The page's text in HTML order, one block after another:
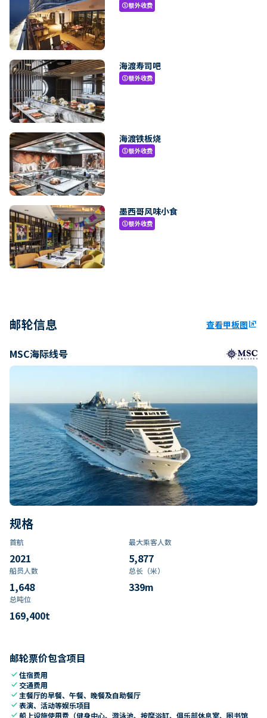
paid额外收费
海渡寿司吧
paid额外收费
海渡铁板烧
paid额外收费
墨西哥风味小食
paid额外收费
邮轮信息 查看甲板图ungroup
MSC海际线号
规格
首航
2021
最大乘客人数
5,877
船员人数
1,648
总长（米）
339m
总吨位
169,400t
邮轮票价包含项目
check住宿费用
check 交通费用
check 主餐厅的早餐、午餐、晚餐及自助餐厅
check表演、活动等娱乐项目
check船上设施使用费（健身中心、游泳池、按摩浴缸、俱乐部休息室、图书馆